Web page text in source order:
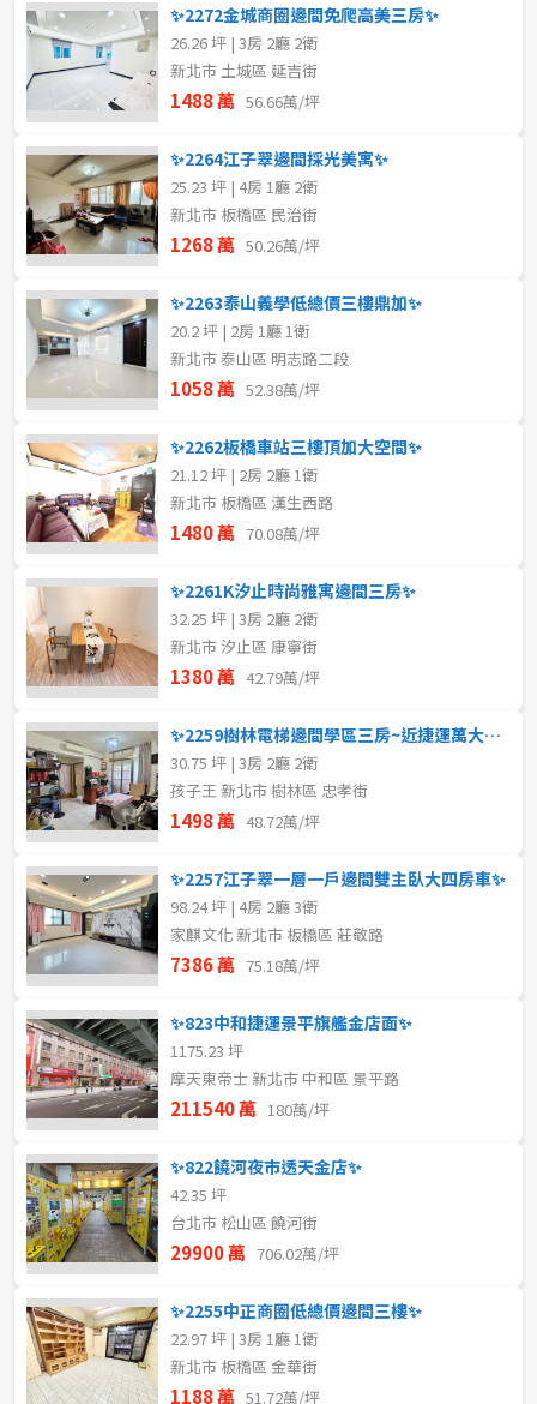
✨2272金城商圈邊間免爬高美三房✨
26.26 坪 | 3房 2廳 2衛
新北市 土城區 延吉街
1488 萬 56.66萬/坪
✨2264江子翠邊間採光美寓✨
25.23 坪 | 4房 1廳 2衛
新北市 板橋區 民治街
1268 萬 50.26萬/坪
✨2263泰山義學低總價三樓鼎加✨
20.2 坪 | 2房 1廳 1衛
新北市 泰山區 明志路二段
1058 萬 52.38萬/坪
✨2262板橋車站三樓頂加大空間✨
21.12 坪 | 2房 2廳 1衛
新北市 板橋區 漢生西路
1480 萬 70.08萬/坪
✨2261K汐止時尚雅寓邊間三房✨
32.25 坪 | 3房 2廳 2衛
新北市 汐止區 康寧街
1380 萬 42.79萬/坪
✨2259樹林電梯邊間學區三房~近捷運萬大線✨
30.75 坪 | 3房 2廳 2衛
孩子王 新北市 樹林區 忠孝街
1498 萬 48.72萬/坪
✨2257江子翠一層一戶邊間雙主臥大四房車✨
98.24 坪 | 4房 2廳 3衛
家麒文化 新北市 板橋區 莊敬路
7386 萬 75.18萬/坪
✨823中和捷運景平旗艦金店面✨
1175.23 坪
摩天東帝士 新北市 中和區 景平路
211540 萬 180萬/坪
✨822饒河夜市透天金店✨
42.35 坪
台北市 松山區 饒河街
29900 萬 706.02萬/坪
✨2255中正商圈低總價邊間三樓✨
22.97 坪 | 3房 1廳 1衛
新北市 板橋區 金華街
1188 萬 51.72萬/坪